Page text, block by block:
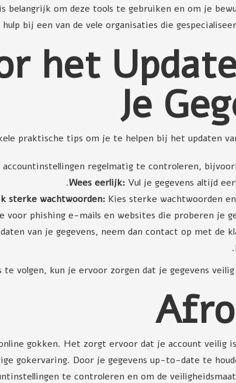
om deze tools te gebruiken en om je
bij een van de vele organisaties die
het
Je
praktische tips om je te helpen bij het updaten
regelmatig te controleren,
Wees eerlijk: Vul je gegevens altijd
sterke wachtwoorden: Kies sterke wachtwoorden
voor phishing e-mails en websites die proberen je
van je gegevens, neem dan contact op met de
te volgen, kun je ervoor zorgen dat je gegevens
gokken. Het zorgt ervoor dat je account veilig
gokervaring. Door je gegevens up-to-date te
te controleren en om de